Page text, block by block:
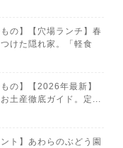
もの】【穴場ランチ】春
けた隠れ家。「軽食
もの】【2026年最新】
土産徹底ガイド。定...
ント】あわらのぶどう園